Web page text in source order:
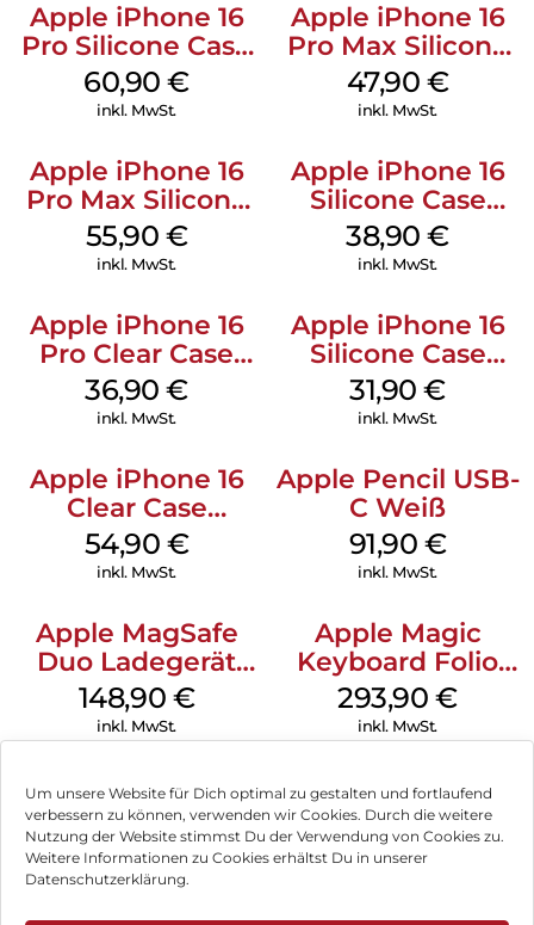
Um unsere Website für Dich optimal zu gestalten und fortlaufend
verbessern zu können, verwenden wir Cookies. Durch die weitere
Nutzung der Website stimmst Du der Verwendung von Cookies zu.
Weitere Informationen zu Cookies erhältst Du in unserer
Datenschutzerklärung.
Apple iPhone 16
Pro Silicone Case
MagSafe Stone
Gray
60,90€
inkl. MwSt.
Apple iPhone 16
Pro Max Silicone
Case MagSafe
Black
47,90 €
inkl. MwSt.
Apple iPhone 16
Pro Max Silicone
Case MagSafe
Stone Gray
55,90 €
inkl. MwSt.
Apple iPhone 16
Silicone Case
MagSafe
Ultramarine
38,90€
inkl. MwSt.
Apple iPhone 16
Pro Clear Case
MagSafe
Transparent
36,90€
inkl. MwSt.
Apple iPhone 16
Silicone Case
MagSafe Fuchsia
31,90€
inkl. MwSt.
Apple iPhone 16
Clear Case
MagSafe
Transparent
54,90 €
inkl. MwSt.
Apple Pencil USB-
C Weiß
91,90 €
inkl. MwSt.
Apple MagSafe
Duo Ladegerät
Weiß
148,90 €
inkl. MwSt.
Apple Magic
Keyboard Folio
iPad 10.9″ (10.Gen.)
Weiß
293,90€
inkl. MwSt.
Impressum